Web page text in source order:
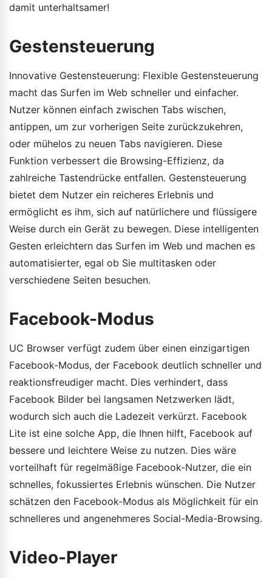
damit unterhaltsamer!
Gestensteuerung
Innovative Gestensteuerung: Flexible Gestensteuerung
macht das Surfen im Web schneller und einfacher.
Nutzer können einfach zwischen Tabs wischen,
antippen, um zur vorherigen Seite zurückzukehren,
oder mühelos zu neuen Tabs navigieren. Diese
Funktion verbessert die Browsing-Effizienz, da
zahlreiche Tastendrücke entfallen. Gestensteuerung
bietet dem Nutzer ein reicheres Erlebnis und
ermöglicht es ihm, sich auf natürlichere und flüssigere
Weise durch ein Gerät zu bewegen. Diese intelligenten
Gesten erleichtern das Surfen im Web und machen es
automatisierter, egal ob Sie multitasken oder
verschiedene Seiten besuchen.
Facebook-Modus
UC Browser verfügt zudem über einen einzigartigen
Facebook-Modus, der Facebook deutlich schneller und
reaktionsfreudiger macht. Dies verhindert, dass
Facebook Bilder bei langsamen Netzwerken lädt,
wodurch sich auch die Ladezeit verkürzt. Facebook
Lite ist eine solche App, die Ihnen hilft, Facebook auf
bessere und leichtere Weise zu nutzen. Dies wäre
vorteilhaft für regelmäßige Facebook-Nutzer, die ein
schnelles, fokussiertes Erlebnis wünschen. Die Nutzer
schätzen den Facebook-Modus als Möglichkeit für ein
schnelleres und angenehmeres Social-Media-Browsing.
Video-Player